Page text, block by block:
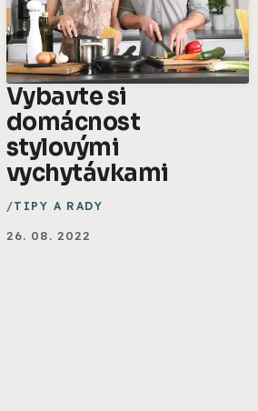
Vybavte si
domácnost
stylovými
vychytávkami
TIPY A RADY
26. 08. 2022